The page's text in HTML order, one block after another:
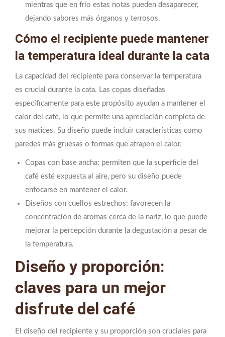
mientras que en frío estas notas pueden desaparecer,
dejando sabores más órganos y terrosos.
Cómo el recipiente puede mantener
la temperatura ideal durante la cata
La capacidad del recipiente para conservar la temperatura
es crucial durante la cata. Las copas diseñadas
específicamente para este propósito ayudan a mantener el
calor del café, lo que permite una apreciación completa de
sus matices. Su diseño puede incluir características como
paredes más gruesas o formas que atrapen el calor.
Copas con base ancha: permiten que la superficie del
café esté expuesta al aire, pero su diseño puede
enfocarse en mantener el calor.
Diseños con cuellos estrechos: favorecen la
concentración de aromas cerca de la nariz, lo que puede
mejorar la percepción durante la degustación a pesar de
la temperatura.
Diseño y proporción:
claves para un mejor
disfrute del café
El diseño del recipiente y su proporción son cruciales para